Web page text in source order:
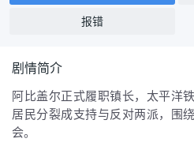
报错
剧情简介
阿比盖尔正式履职镇长，太平洋
居民分裂成支持与反对两派，围
会。